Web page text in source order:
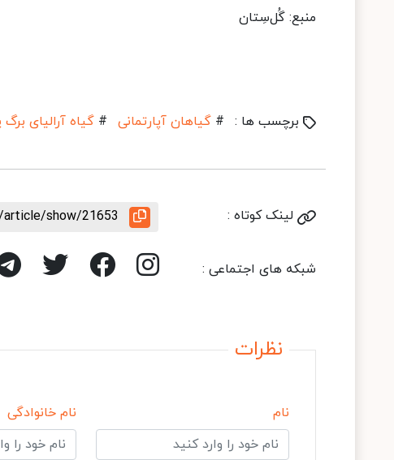
منبع: گُل‌سِتان
برچسب ها : # گیاهان آپارتمانی # گیاه آرالیای
لینک کوتاه : show/21653
شبکه های اجتماعی :
نظرات
نام نام خانوادگی